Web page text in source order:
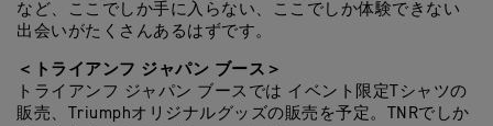
など、ここでしか手に入らない、ここでしか体験できない
出会いがたくさんあるはずです。
＜トライアンフ ジャパン ブース＞
トライアンフ ジャパン ブースでは イベント限定Tシャツの
販売、Triumphオリジナルグッズの販売を予定。TNRでしか